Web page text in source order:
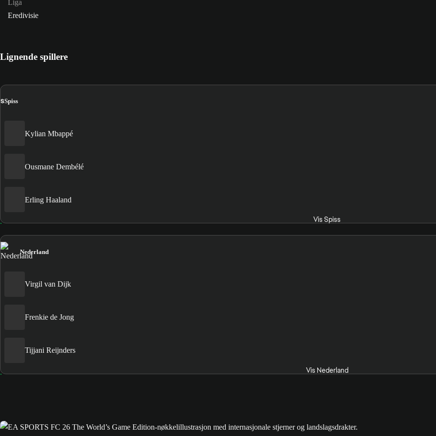
Liga
Eredivisie
Lignende spillere
SSpiss
Kylian Mbappé
Ousmane Dembélé
Erling Haaland
Vis Spiss
Nederland
Virgil van Dijk
Frenkie de Jong
Tijjani Reijnders
Vis Nederland